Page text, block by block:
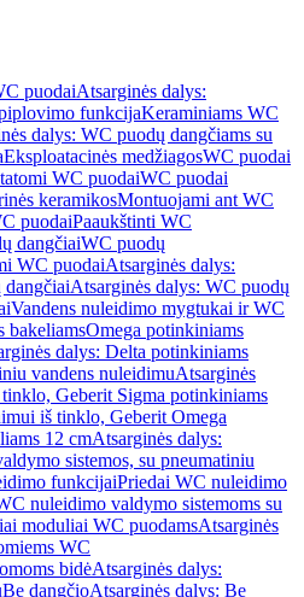
puodaiAtsarginės dalys:
funkcijaKeraminiams WC
dalys: WC puodų dangčiams su
Eksploatacinės medžiagosWC puodai
WC puodaiWC puodai
keramikosMontuojami ant WC
puodaiPaaukštinti WC
dangčiaiWC puodų
WC puodaiAtsarginės dalys:
Atsarginės dalys: WC puodų
Vandens nuleidimo mygtukai ir WC
bakeliamsOmega potinkiniams
dalys: Delta potinkiniams
vandens nuleidimuAtsarginės
Geberit Sigma potinkiniams
iš tinklo, Geberit Omega
12 cmAtsarginės dalys:
sistemos, su pneumatiniu
funkcijaiPriedai WC nuleidimo
nuleidimo valdymo sistemoms su
moduliai WC puodamsAtsarginės
WC
bidėAtsarginės dalys:
Be dangčioAtsarginės dalys: Be